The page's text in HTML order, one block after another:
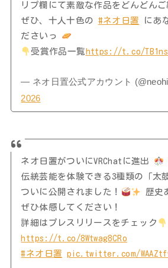
リプ欄にて素敵な作品をどんどん
ぜひ、十人十色の #ネオ日置
にあ
ださいっ
受賞作品一覧 https://t.co/
— ネオ日置公式アカウント
2026
ネオ日置がついにVRChatに進出
伝統芸能を体験できる3種類の「太
ついに公開されました！
歴史
ぜひ体感してください！
詳細はプレスリリースをチェック
https://t.co/8Wtwag8CRo
#ネオ日置 pic.twitter.com/